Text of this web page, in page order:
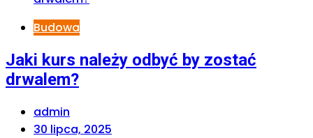
Budowa
Jaki kurs należy odbyć by zostać
drwalem?
admin
30 lipca, 2025